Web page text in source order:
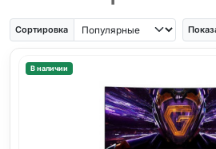
Сортировка
В наличии